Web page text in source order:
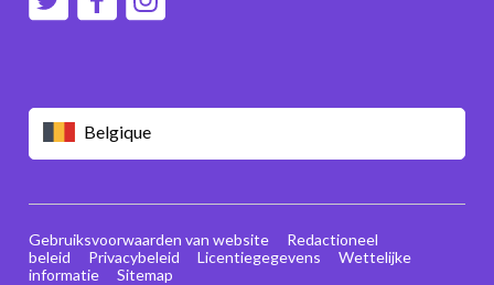
Belgique
Gebruiksvoorwaarden van website
Redactioneel
beleid
Privacybeleid Licentiegegevens
Wettelijke
informatie
Sitemap